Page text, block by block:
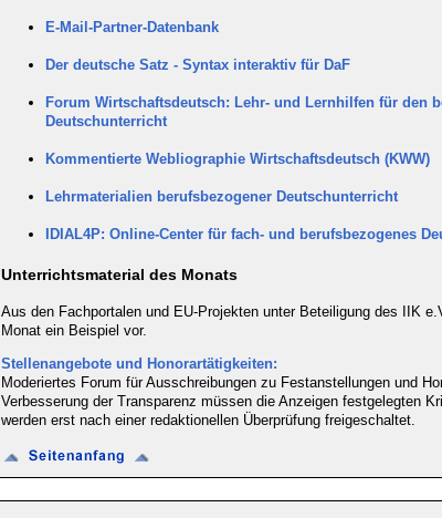
E-Mail-Partner-Datenbank
Der deutsche Satz - Syntax interaktiv für DaF
Forum Wirtschaftsdeutsch: Lehr- und Lernhilfen für den
Deutschunterricht
Kommentierte Webliographie Wirtschaftsdeutsch (KWW)
Lehrmaterialien berufsbezogener Deutschunterricht
IDIAL4P: Online-Center für fach- und berufsbezogenes
Unterrichtsmaterial des Monats
Aus den Fachportalen und EU-Projekten unter Beteiligung des IIK
Monat ein Beispiel vor.
Stellenangebote und Honorartätigkeiten:
Moderiertes Forum für Ausschreibungen zu Festanstellungen und
Verbesserung der Transparenz müssen die Anzeigen festgelegten
werden erst nach einer redaktionellen Überprüfung freigeschaltet.